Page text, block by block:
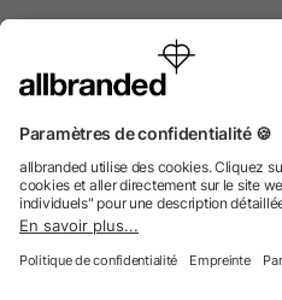
Nous commercialisons nos